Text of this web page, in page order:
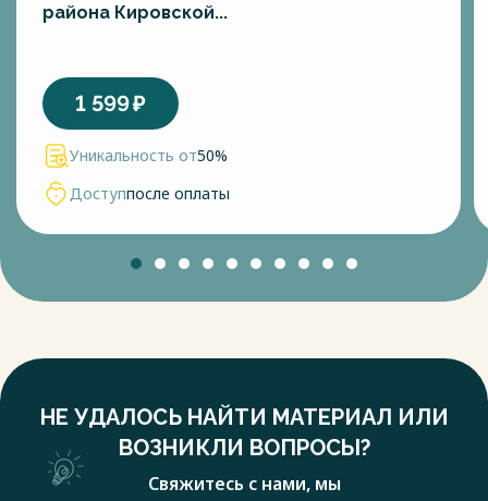
района Кировской...
1 599₽
Уникальность от50%
Доступпосле оплаты
НЕ УДАЛОСЬ НАЙТИ МАТЕРИАЛ ИЛИ
ВОЗНИКЛИ ВОПРОСЫ?
Свяжитесь с нами, мы